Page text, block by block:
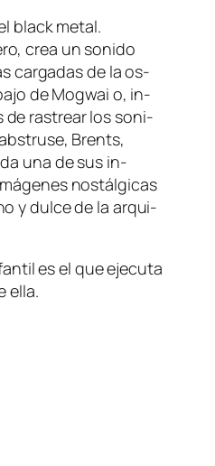
black me­tal.
crea un so­ni­do
car­ga­das de la os­
de Mogwai o, in­
de ras­trear los so­ni­
Brents,
una de sus in­
nos­tál­gi­cas
y dul­ce de la ar­qui­
es el que eje­cu­ta
ella.